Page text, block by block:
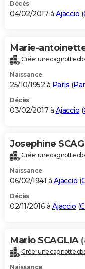
Décès
04/02/2017 à Ajaccio (
Marie-
Créer une cagnotte
Naissance
25/10/1952 à Paris (
Décès
03/02/2017 à Ajaccio (
Josephine
Créer une cagnotte
Naissance
06/02/1941 à Ajaccio (
Décès
02/11/2016 à Ajaccio (
Mario SCAGLIA
Créer une cagnotte
Naissance